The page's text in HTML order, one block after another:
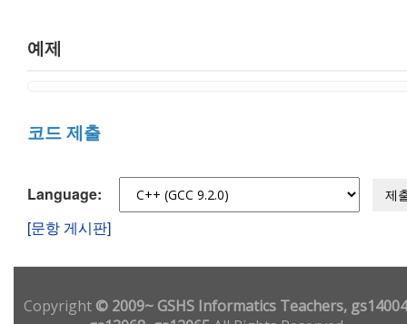
예제
코드 제출
Language: 제
[문항 게시판]
Copyright© 2009~ GSHS Informatics Teachers,